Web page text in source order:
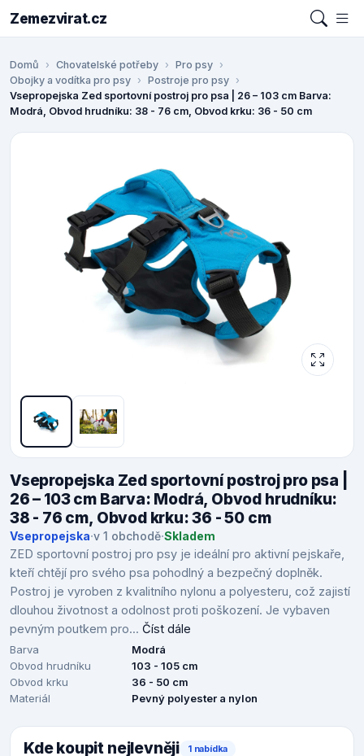
Zemezvirat.cz
Domů Chovatelské potřeby
Pro psy
Obojky a vodítka pro psy
Postroje pro psy
Vsepropejska Zed sportovní postroj pro psa | 26 – 103 cm Barva:
Modrá, Obvod hrudníku: 38 - 76 cm, Obvod krku: 36 - 50 cm
Vsepropejska Zed sportovní postroj pro psa |
26 – 103 cm Barva: Modrá, Obvod hrudníku:
38 - 76 cm, Obvod krku: 36 - 50 cm
Vsepropejska·v 1 obchodě·Skladem
ZED sportovní postroj pro psy je ideální pro aktivní pejskaře,
kteří chtějí pro svého psa pohodlný a bezpečný doplněk.
Postroj je vyroben z kvalitního nylonu a polyesteru, což zajistí
dlouhou životnost a odolnost proti poškození. Je vybaven
pevným poutkem pro... Číst dále
Barva
Modrá
Obvod hrudníku
103 - 105 cm
Obvod krku
36 - 50 cm
Materiál
Pevný polyester a nylon
Kde koupit nejlevněji 1 nabídka